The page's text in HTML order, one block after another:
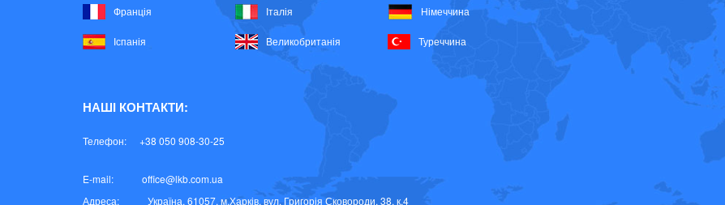
Франція Італія Німеччина
Іспанія Великобританія Туреччина
НАШІ КОНТАКТИ:
Телефон: +38 050 908-30-25
E-mail:
office@lkb.com.ua
Адреса:
Україна, 61057, м.Харків, вул. Григорія Сковороди, 38, к.4